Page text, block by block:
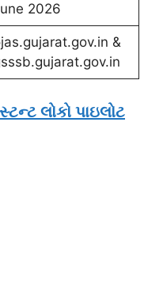
2026
&
લોકો પાઇલોટ